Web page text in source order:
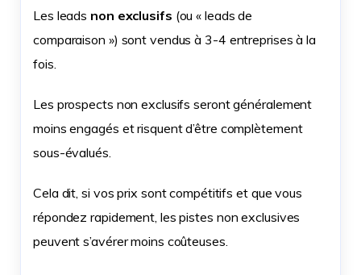
Les leads non exclusifs (ou « leads de
comparaison ») sont vendus à 3-4 entreprises à la
fois.
Les prospects non exclusifs seront généralement
moins engagés et risquent d’être complètement
sous-évalués.
Cela dit, si vos prix sont compétitifs et que vous
répondez rapidement, les pistes non exclusives
peuvent s’avérer moins coûteuses.